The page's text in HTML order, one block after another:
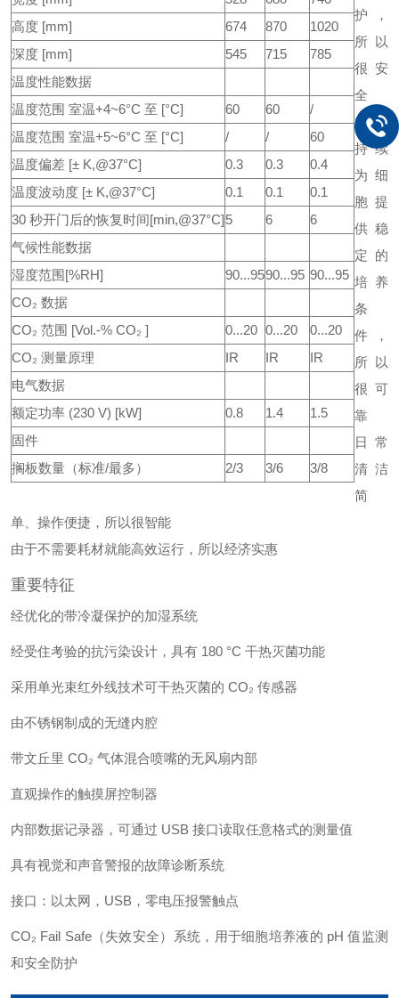
高度 [mm]
674 870
1020
深度 [mm]
545 715
785
温度性能数据
温度范围 室温+4~6°C 至 [°C]
60 60
/
温度范围 室温+5~6°C 至 [°C]
/ /
60
温度偏差 [± K,@37°C]
0.3 0.3
0.4
温度波动度 [± K,@37°C]
0.1 0.1
0.1
30 秒开门后的恢复时间[min,@37°C]5 6
6
气候性能数据
湿度范围[%RH]
90...9590...95 90...95
CO₂ 数据
CO₂ 范围 [Vol.-% CO₂ ]
0...20 0...20
0...20
CO₂ 测量原理
IR IR
IR
电气数据
额定功率 (230 V) [kW]
0.8 1.4
1.5
固件
搁板数量（标准/最多）
2/3 3/6 3/8
护，
所以
很安
全
由于
持续
为细
胞提
供稳
定的
培养
条
件，
所以
很可
靠
日常
清洁
简
单、操作便捷，所以很智能
由于不需要耗材就能高效运行，所以经济实惠
重要特征
经优化的带冷凝保护的加湿系统
经受住考验的抗污染设计，具有 180 °C 干热灭菌功能
采用单光束红外线技术可干热灭菌的 CO₂ 传感器
由不锈钢制成的无缝内腔
带文丘里 CO₂ 气体混合喷嘴的无风扇内部
直观操作的触摸屏控制器
内部数据记录器，可通过 USB 接口读取任意格式的测量值
具有视觉和声音警报的故障诊断系统
接口：以太网，USB，零电压报警触点
CO₂ Fail Safe（失效安全）系统，用于细胞培养液的 pH 值监测
和安全防护